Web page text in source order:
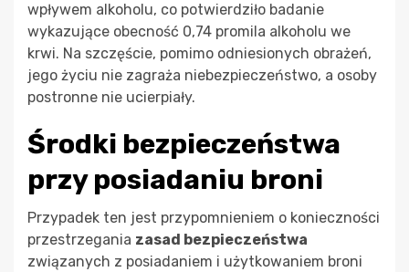
wpływem alkoholu, co potwierdziło badanie
wykazujące obecność 0,74 promila alkoholu we
krwi. Na szczęście, pomimo odniesionych obrażeń,
jego życiu nie zagraża niebezpieczeństwo, a osoby
postronne nie ucierpiały.
Środki bezpieczeństwa
przy posiadaniu broni
Przypadek ten jest przypomnieniem o konieczności
przestrzegania zasad bezpieczeństwa
związanych z posiadaniem i użytkowaniem broni